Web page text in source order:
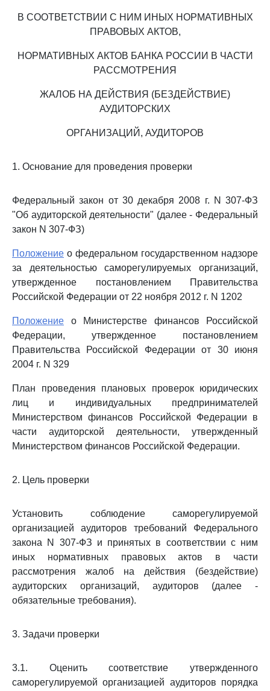
В СООТВЕТСТВИИ С НИМ ИНЫХ НОРМАТИВНЫХ
ПРАВОВЫХ АКТОВ,
НОРМАТИВНЫХ АКТОВ БАНКА РОССИИ В ЧАСТИ
РАССМОТРЕНИЯ
ЖАЛОБ НА ДЕЙСТВИЯ (БЕЗДЕЙСТВИЕ)
АУДИТОРСКИХ
ОРГАНИЗАЦИЙ, АУДИТОРОВ
1. Основание для проведения проверки
Федеральный закон от 30 декабря 2008 г. N 307-ФЗ
"Об аудиторской деятельности" (далее - Федеральный
закон N 307-ФЗ)
Положение о федеральном государственном надзоре
за деятельностью саморегулируемых организаций,
утвержденное постановлением Правительства
Российской Федерации от 22 ноября 2012 г. N 1202
Положение о Министерстве финансов Российской
Федерации, утвержденное постановлением
Правительства Российской Федерации от 30 июня
2004 г. N 329
План проведения плановых проверок юридических
лиц и индивидуальных предпринимателей
Министерством финансов Российской Федерации в
части аудиторской деятельности, утвержденный
Министерством финансов Российской Федерации.
2. Цель проверки
Установить соблюдение саморегулируемой
организацией аудиторов требований Федерального
закона N 307-ФЗ и принятых в соответствии с ним
иных нормативных правовых актов в части
рассмотрения жалоб на действия (бездействие)
аудиторских организаций, аудиторов (далее -
обязательные требования).
3. Задачи проверки
3.1. Оценить соответствие утвержденного
саморегулируемой организацией аудиторов порядка